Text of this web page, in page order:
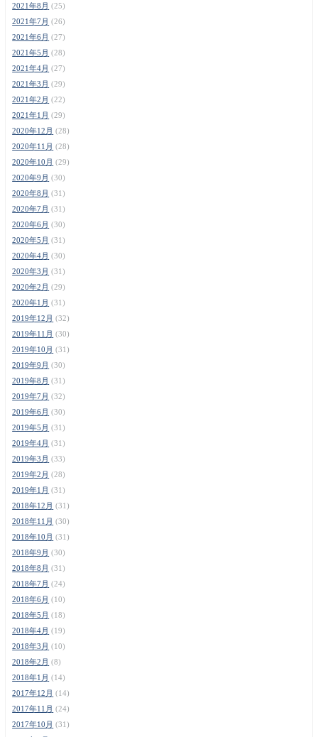
2021年8月 (25)
2021年7月 (26)
2021年6月 (27)
2021年5月 (28)
2021年4月 (27)
2021年3月 (29)
2021年2月 (22)
2021年1月 (29)
2020年12月 (28)
2020年11月 (28)
2020年10月 (29)
2020年9月 (30)
2020年8月 (31)
2020年7月 (31)
2020年6月 (30)
2020年5月 (31)
2020年4月 (30)
2020年3月 (31)
2020年2月 (29)
2020年1月 (31)
2019年12月 (32)
2019年11月 (30)
2019年10月 (31)
2019年9月 (30)
2019年8月 (31)
2019年7月 (32)
2019年6月 (30)
2019年5月 (31)
2019年4月 (31)
2019年3月 (33)
2019年2月 (28)
2019年1月 (31)
2018年12月 (31)
2018年11月 (30)
2018年10月 (31)
2018年9月 (30)
2018年8月 (31)
2018年7月 (24)
2018年6月 (10)
2018年5月 (18)
2018年4月 (19)
2018年3月 (10)
2018年2月 (8)
2018年1月 (14)
2017年12月 (14)
2017年11月 (24)
2017年10月 (31)